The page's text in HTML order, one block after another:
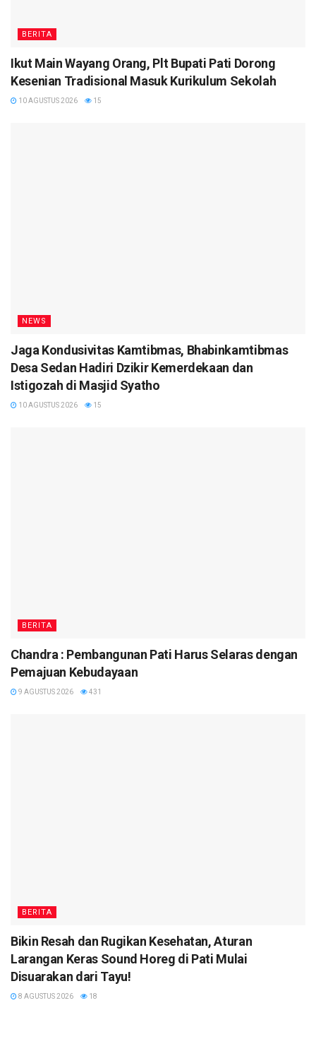
BERITA
Ikut Main Wayang Orang, Plt Bupati Pati Dorong
Kesenian Tradisional Masuk Kurikulum Sekolah
10 AGUSTUS 2026 15
NEWS
Jaga Kondusivitas Kamtibmas, Bhabinkamtibmas
Desa Sedan Hadiri Dzikir Kemerdekaan dan
Istigozah di Masjid Syatho
10 AGUSTUS 2026 15
BERITA
Chandra : Pembangunan Pati Harus Selaras dengan
Pemajuan Kebudayaan
9 AGUSTUS 2026 431
BERITA
Bikin Resah dan Rugikan Kesehatan, Aturan
Larangan Keras Sound Horeg di Pati Mulai
Disuarakan dari Tayu!
8 AGUSTUS 2026 18